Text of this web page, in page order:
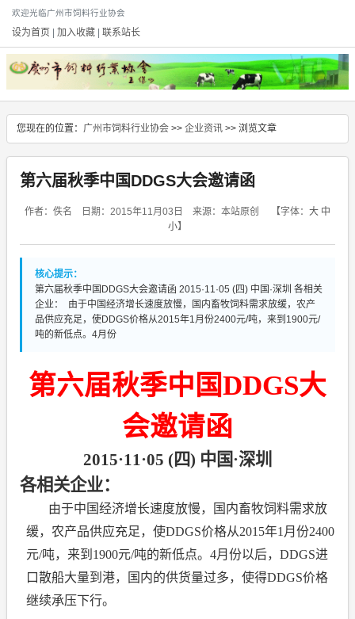
欢迎光临广州市饲料行业协会
设为首页 加入收藏 联系站长
您现在的位置： 广州市饲料行业协会 >> 企业资讯 >> 浏览文章
第六届秋季中国DDGS大会邀请函
作者：佚名 日期：2015年11月03日 来源：本站原创 【字体： 大 中
小】
核心提示：
第六届秋季中国DDGS大会邀请函 2015·11·05 (四) 中国·深圳 各相关
企业： 由于中国经济增长速度放慢，国内畜牧饲料需求放缓，农产
品供应充足，使DDGS价格从2015年1月份2400元/吨，来到1900元/
吨的新低点。4月份
第六届秋季中国DDGS大
会邀请函
2015·11·05 (四) 中国·深圳
各相关企业：
由于中国经济增长速度放慢，国内畜牧饲料需求放
缓，农产品供应充足，使DDGS价格从2015年1月份2400
元/吨，来到 1900元/吨的新低点。 4月份以后， DDGS进
口散船大量到港，国内的供货量过多，使得DDGS价格
继续承压下行。